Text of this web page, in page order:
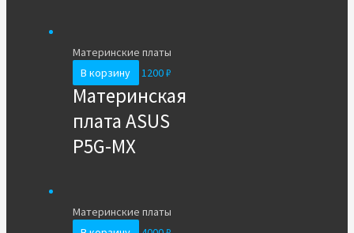
Материнские платы
В корзину
1200₽
Материнская
плата ASUS
P5G-MX
Материнские платы